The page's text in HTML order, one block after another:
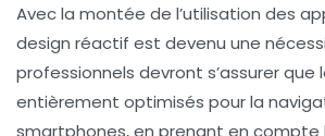
Avec la montée de l’utilisation des
design réactif est devenu une
professionnels devront s’assurer que
entièrement optimisés pour la